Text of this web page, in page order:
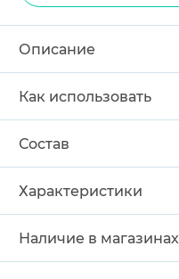
Описание
Как использовать
Состав
Характеристики
Наличие в магазинах